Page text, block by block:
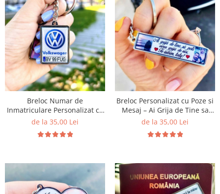
Breloc Numar de
Inmatriculare Personalizat cu
Marca si Numarul Masinii
de la 35,00 Lei
Breloc Personalizat cu Poze si
Mesaj – Ai Grija de Tine sa
Poti Avea Grija de Noi! Te
de la 35,00 Lei